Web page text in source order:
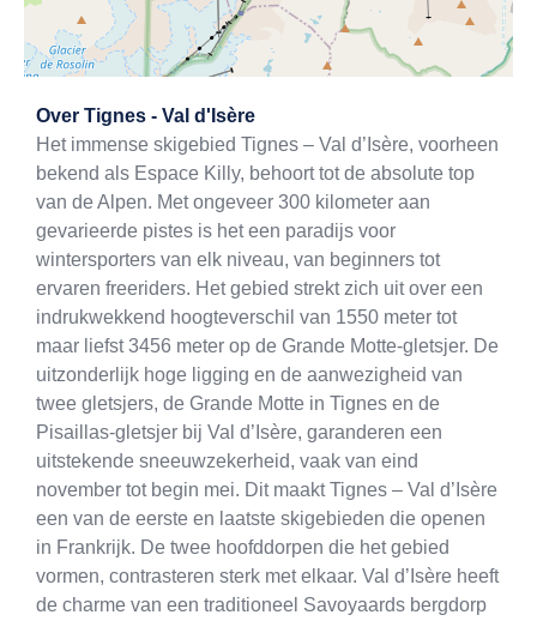
Over Tignes - Val d'Isère
Het immense skigebied Tignes – Val d’Isère, voorheen
bekend als Espace Killy, behoort tot de absolute top
van de Alpen. Met ongeveer 300 kilometer aan
gevarieerde pistes is het een paradijs voor
wintersporters van elk niveau, van beginners tot
ervaren freeriders. Het gebied strekt zich uit over een
indrukwekkend hoogteverschil van 1550 meter tot
maar liefst 3456 meter op de Grande Motte-gletsjer. De
uitzonderlijk hoge ligging en de aanwezigheid van
twee gletsjers, de Grande Motte in Tignes en de
Pisaillas-gletsjer bij Val d’Isère, garanderen een
uitstekende sneeuwzekerheid, vaak van eind
november tot begin mei. Dit maakt Tignes – Val d’Isère
een van de eerste en laatste skigebieden die openen
in Frankrijk. De twee hoofddorpen die het gebied
vormen, contrasteren sterk met elkaar. Val d’Isère heeft
de charme van een traditioneel Savoyaards bergdorp